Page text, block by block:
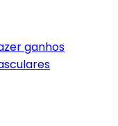
ganhos